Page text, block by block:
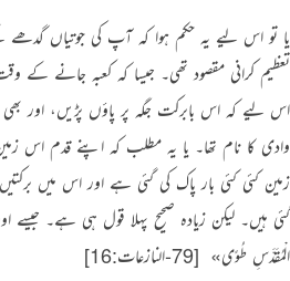
یا تو اس لیے یہ حکم ہوا کہ آپ کی جوتیاں
تعظیم کرانی مقصود تھی۔ جیسا کہ کعبہ جانے کے
اس لیے کہ اس بابرکت جگہ پر پاؤں پڑیں، اور
وادی کا نام تھا۔ یا یہ مطلب کہ اپنے قدم اس
زمین کئی کئی بار پاک کی گئی ہے اور اس میں برکتیں
گئی ہیں۔ لیکن زیادہ صحیح پہلا قول ہی ہے۔
الْمُقَدَّسِ طُوًى» [79-النازعات:16]